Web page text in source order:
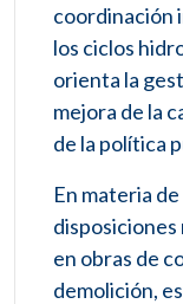
coordinación
los ciclos
orienta la
mejora de la
de la política
En materia
en obras de
demolición,